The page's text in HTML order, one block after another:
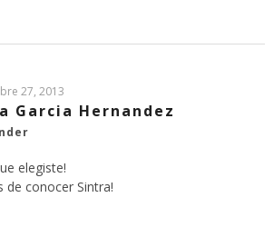
27, 2013
Garcia Hernandez
elegiste!
de conocer Sintra!